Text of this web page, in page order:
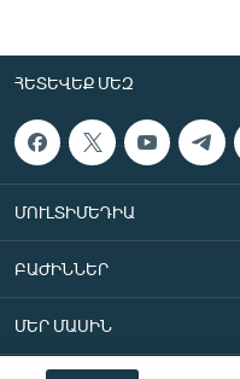
ՀԵՏԵՎԵՔ ՄԵԶ
ՄՈՒԼՏԻՄԵԴԻԱ
ԲԱԺԻՆՆԵՐ
ՄԵՐ ՄԱՍԻՆ